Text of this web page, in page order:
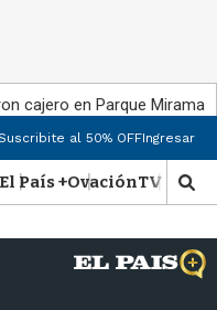
cajero en Parque Miramar
al 50% OFFIngresar
El País +OvaciónTV Show
M
o
s
t
r